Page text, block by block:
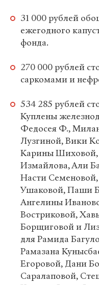
31 000 рублей
ежегодного
фонда.
270 000 рублей
саркомами и
534 285 рублей
Куплены
Федосея Ф.,
Лузгиной, Вики
Карины Шиховой,
Измайлова, Али
Насти
Ушаковой, Паши
Ангелины
Востриковой,
Борщиговой и
для Рамида
Рамазана
Егоровой, Дани
Саралаповой,